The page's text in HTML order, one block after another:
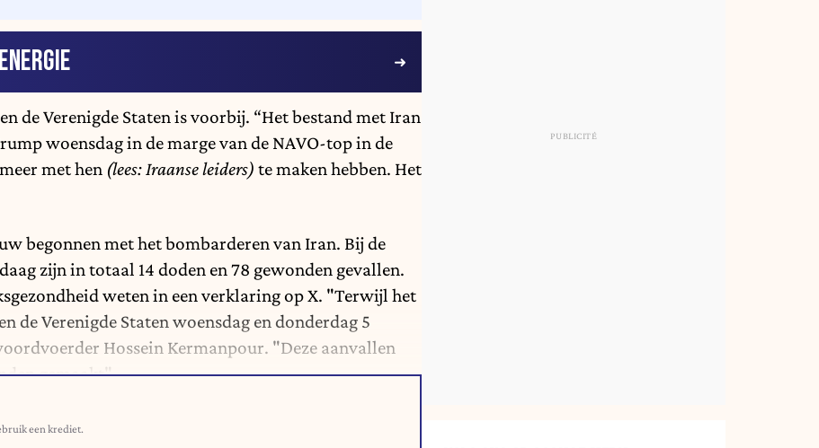
ENERGIE
de Verenigde Staten is voorbij. “Het bestand met Iran
woensdag in de marge vande NAVO-top in de
met hen (lees: Iraanse leiders) te maken hebben. Het
begonnen met het bombarderen van Iran. Bij de
zijn in totaal 14 doden en 78 gewonden gevallen.
weten in een verklaring op X. "Terwijl het
de Verenigde Staten woensdag en donderdag 5
Hossein Kermanpour. "Deze aanvallen
gemaakt".
een krediet.